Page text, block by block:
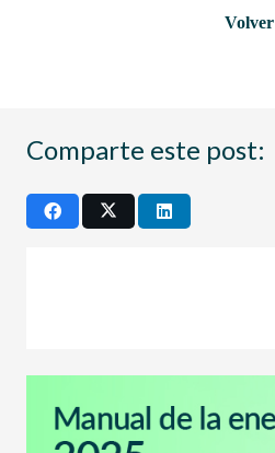
Volver
Comparte este post: